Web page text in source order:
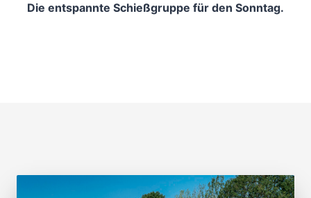
Die entspannte Schießgruppe für den Sonntag.